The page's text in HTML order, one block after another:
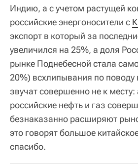
Индию, а с учетом растущей
российские энергоносители с
экспорт в который за
увеличился на 25%, а доля
рынке Поднебесной стала
20%) всхлипывания по поводу
звучат совершенно не к
российские нефть и газ
безнаказанно расширяют
это говорят большое
спасибо.